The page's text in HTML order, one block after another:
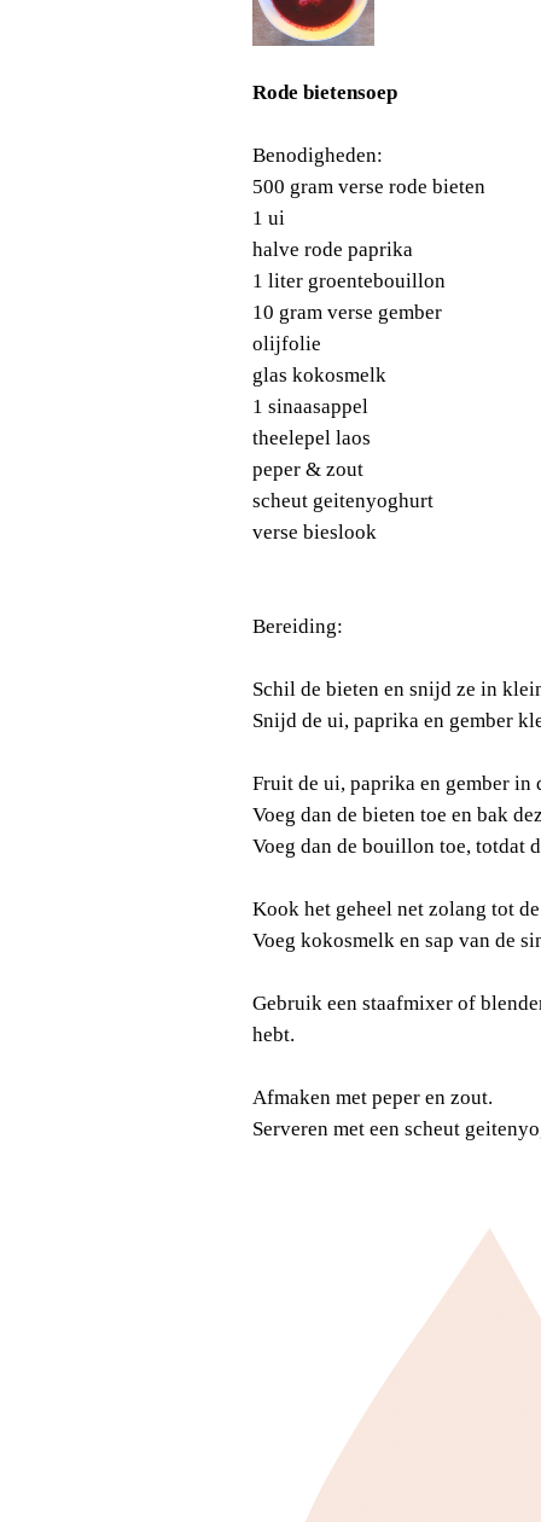
Rode bietensoep
Benodigheden:
500 gram verse rode bieten
1 ui
halve rode paprika
1 liter groentebouillon
10 gram verse gember
olijfolie
glas kokosmelk
1 sinaasappel
theelepel laos
peper & zout
scheut geitenyoghurt
verse bieslook
Bereiding:
Schil de bieten en snijd ze in
Snijd de ui, paprika en gember
Fruit de ui, paprika en gember
Voeg dan de bieten toe en bak
Voeg dan de bouillon toe, totdat
Kook het geheel net zolang tot
Voeg kokosmelk en sap van de
Gebruik een staafmixer of
hebt.
Afmaken met peper en zout.
Serveren met een scheut